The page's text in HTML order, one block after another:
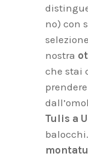
no) con
nostra
che stai
Tulis a